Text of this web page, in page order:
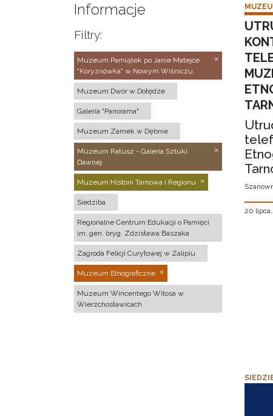
Informacje
Filtry:
Muzeum Pamiątek po Janie Matejce
"Koryznówka" w Nowym Wiśniczu
Muzeum Dwór w Dołędze
Galeria "Panorama"
Muzeum Zamek w Dębnie
Muzeum Ratusz - Galeria Sztuki
Dawnej
Muzeum Historii Tarnowa i Regionu
Siedziba
Regionalne Centrum Edukacji o Pamięci
im. gen. bryg. Zdzisława Baszaka
Zagroda Felicji Curyłowej w Zalipiu
Muzeum Etnograficzne
Muzeum Wincentego Witosa w
Wierzchosławicach
20